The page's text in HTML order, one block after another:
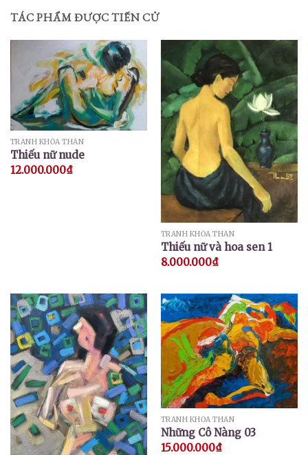
TÁC PHẨM ĐƯỢC TIẾN CỬ
TRANH KHỎA THÂN
Thiếu nữ nude
12.000.000₫
TRANH KHỎA THÂN
Thiếu nữ và hoa sen 1
8.000.000₫
TRANH KHỎA THÂN
Những Cô Nàng 03
15.000.000₫